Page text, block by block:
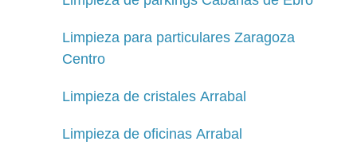
Limpieza para particulares Zaragoza
Centro
Limpieza de cristales Arrabal
Limpieza de oficinas Arrabal